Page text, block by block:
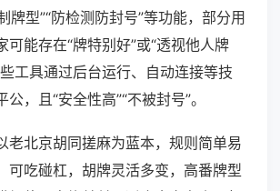
牌型”“防检测防封号”等功能，部分用
可能存在“牌特别好”或“透视他人牌
工具通过后台运行、自动连接等技
，且“安全性高”“不被封号”。
老北京胡同搓麻为蓝本，规则简单易
可吃碰杠，胡牌灵活多变，高番牌型